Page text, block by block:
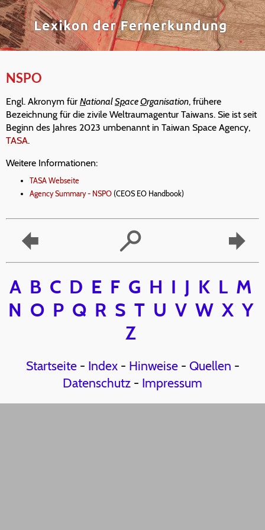
NSPO
Engl. Akronym für NationalSpaceOrganisation, frühere
Bezeichnung für die zivile Weltraumagentur Taiwans. Sie ist seit
Beginn des Jahres 2023 umbenannt in Taiwan Space Agency,
TASA.
Weitere Informationen:
TASA Webseite
Agency Summary - NSPO (CEOS EO Handbook)
A B C D E F G H I J K L M
N O P Q R S T U V W X Y
Z
Startseite- Index- Hinweise- Quellen -
Datenschutz - Impressum